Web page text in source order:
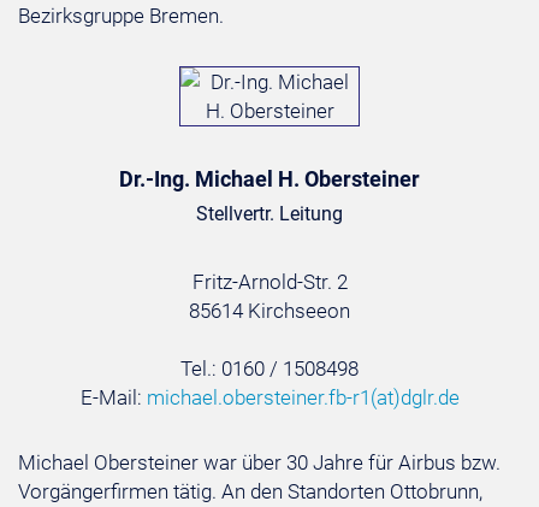
Bezirksgruppe Bremen.
Dr.-Ing. Michael H. Obersteiner
Stellvertr. Leitung
Fritz-Arnold-Str. 2
85614 Kirchseeon
Tel.: 0160 / 1508498
E-Mail: michael.obersteiner.fb-r1 (at)dglr.de
Michael Obersteiner war über 30 Jahre für Airbus bzw.
Vorgängerfirmen tätig. An den Standorten Ottobrunn,